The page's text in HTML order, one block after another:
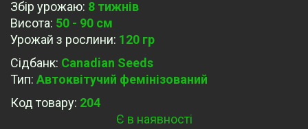
Збір урожаю: 8 тижнів
Висота: 50 - 90 см
Урожай з рослини: 120 гр
Сідбанк: Canadian Seeds
Тип: Автоквітучий фемінізований
Код товару: 204
Є в наявності